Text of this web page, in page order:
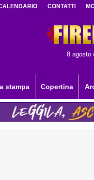
CONTATTI
8 agosto
stampa Copertina